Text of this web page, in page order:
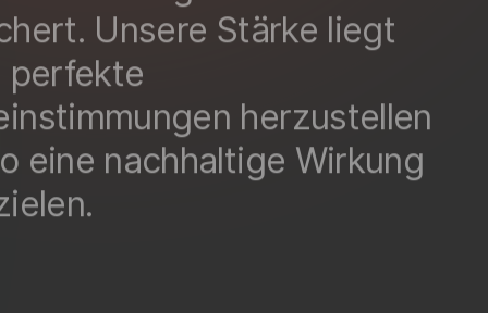
Unsere Stärke liegt
perfekte
herzustellen
eine nachhaltige Wirkung